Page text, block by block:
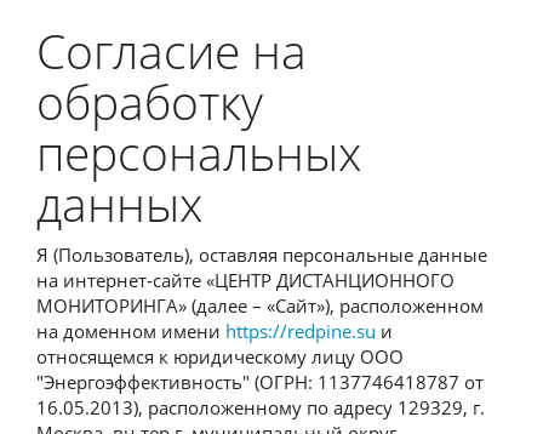
Согласие на
обработку
персональных
данных
Я (Пользователь), оставляя персональные данные
на интернет-сайте «ЦЕНТР ДИСТАНЦИОННОГО
МОНИТОРИНГА» (далее – «Сайт»), расположенном
на доменном имени https://redpine.su и
относящемся к юридическому лицу ООО
"Энергоэффективность" (ОГРН: 1137746418787 от
16.05.2013), расположенному по адресу 129329, г.